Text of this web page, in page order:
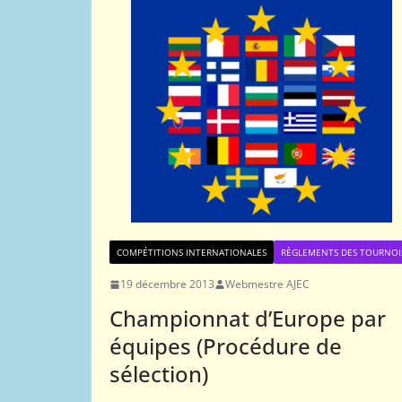
COMPÉTITIONS INTERNATIONALES RÈGLEMENTS DES
19 décembre 2013 Webmestre AJEC
Championnat d’Europe par
équipes (Procédure de
sélection)